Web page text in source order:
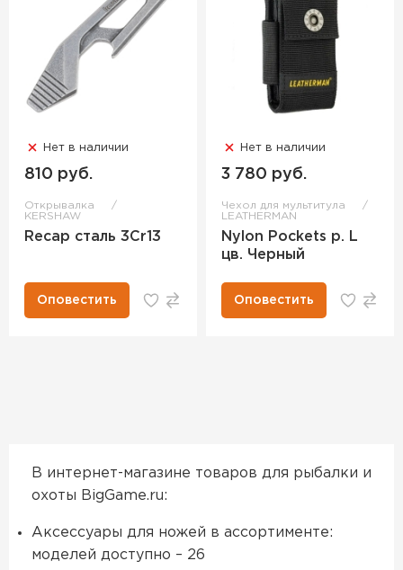
Нет в наличии
810 руб.
Открывалка
KERSHAW
Recap сталь 3Cr13
Оповестить
Нет в наличии
3 780 руб.
Чехол для мультитула
LEATHERMAN
Nylon Pockets р. L
цв. Черный
Оповестить
В интернет-магазине товаров для рыбалки и
охоты BigGame.ru:
Аксессуары для ножей в ассортименте:
моделей доступно – 26